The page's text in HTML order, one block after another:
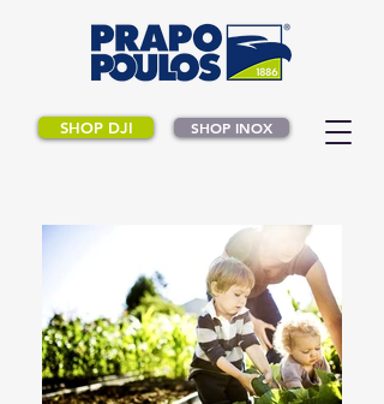
SHOP DJI SHOP INOX